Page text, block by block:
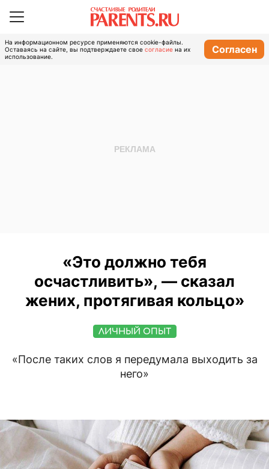
На информационном ресурсе применяются cookie-файлы.
Оставаясь на сайте, вы подтверждаете свое согласие на их
использование.
Согласен
«Это должно тебя
осчастливить», — сказал
жених, протягивая кольцо»
ЛИЧНЫЙ ОПЫТ
«После таких слов я передумала выходить за
него»